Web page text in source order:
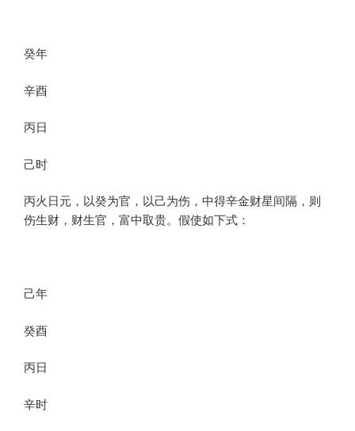
癸年
辛酉
丙日
己时
丙火日元，以癸为官，以己为伤，中得辛金财星间隔，则
伤生财，财生官，富中取贵。假使如下式：
己年
癸酉
丙日
辛时